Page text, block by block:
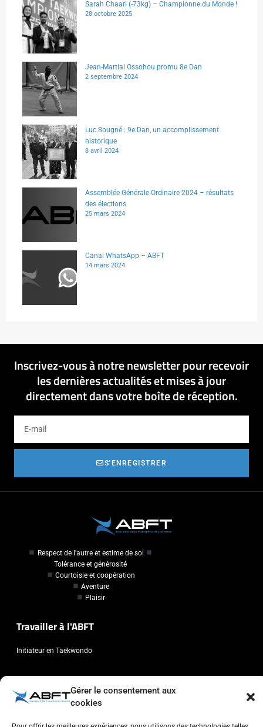
Gérer le consentement aux
cookies
Sarah Chaari (-73kg) – Championne du Monde !
28 octobre 2025
Jean-Martial Ossohou promu 8e Dan
2 septembre 2024
Luc Sougné : 9e Dan, un accomplissement
historique
8 avril 2024
Assemblée Générale Ordinaire 2024 – résultats
des élections
25 mars 2024
Canal WhatsApp – ABFT
14 mars 2024
Inscrivez-vous à notre newsletter pour recevoir
les dernières actualités et mises à jour
directement dans votre boîte de réception.
S'ENREGISTRER
Respect de l'autre et estime de soi
Tolérance et générosité
Courtoisie et coopération
Aventure
Plaisir
Travailler à l'ABFT
Initiateur en Taekwondo
Contact
Association Belge Francophone de Taekwondo